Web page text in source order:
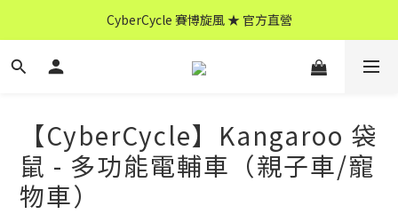
CyberCycle 賽博旋風 ★ 官方直營
↖ 全館消費滿 $599 免運 ↘
CyberCycle 賽博旋風 ★ 官方直營
【CyberCycle】Kangaroo 袋
鼠 - 多功能電輔車（親子車/寵
物車）